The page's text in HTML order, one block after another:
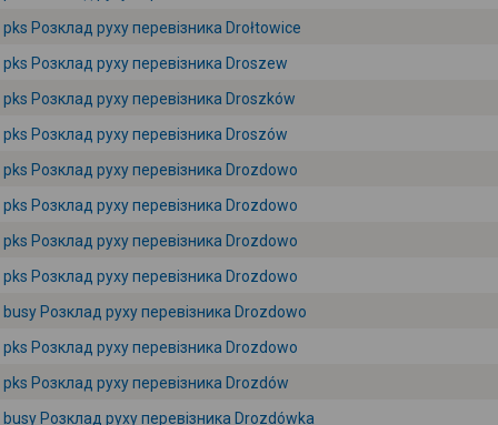
pks Розклад руху перевізника Drołtowice
pks Розклад руху перевізника Droszew
pks Розклад руху перевізника Droszków
pks Розклад руху перевізника Droszów
pks Розклад руху перевізника Drozdowo
pks Розклад руху перевізника Drozdowo
pks Розклад руху перевізника Drozdowo
pks Розклад руху перевізника Drozdowo
busy Розклад руху перевізника Drozdowo
pks Розклад руху перевізника Drozdowo
pks Розклад руху перевізника Drozdów
busy Розклад руху перевізника Drozdówka